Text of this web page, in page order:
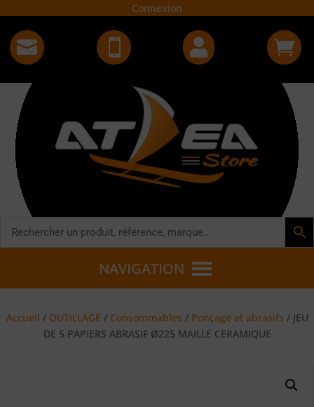
Connexion
   
NAVIGATION
Accueil / OUTILLAGE / Consommables / Ponçage et abrasifs / JEU
DE 5 PAPIERS ABRASIF Ø225 MAILLE CERAMIQUE